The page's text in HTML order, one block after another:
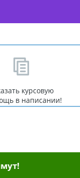
курсовую
в написании!